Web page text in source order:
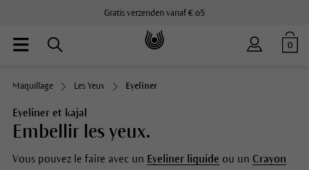
Gratis verzenden vanaf € 65
0
Maquillage Les Yeux Eyeliner
Eyeliner et kajal
Embellir les yeux.
Vous pouvez le faire avec un Eyeliner liquide ou un Crayon